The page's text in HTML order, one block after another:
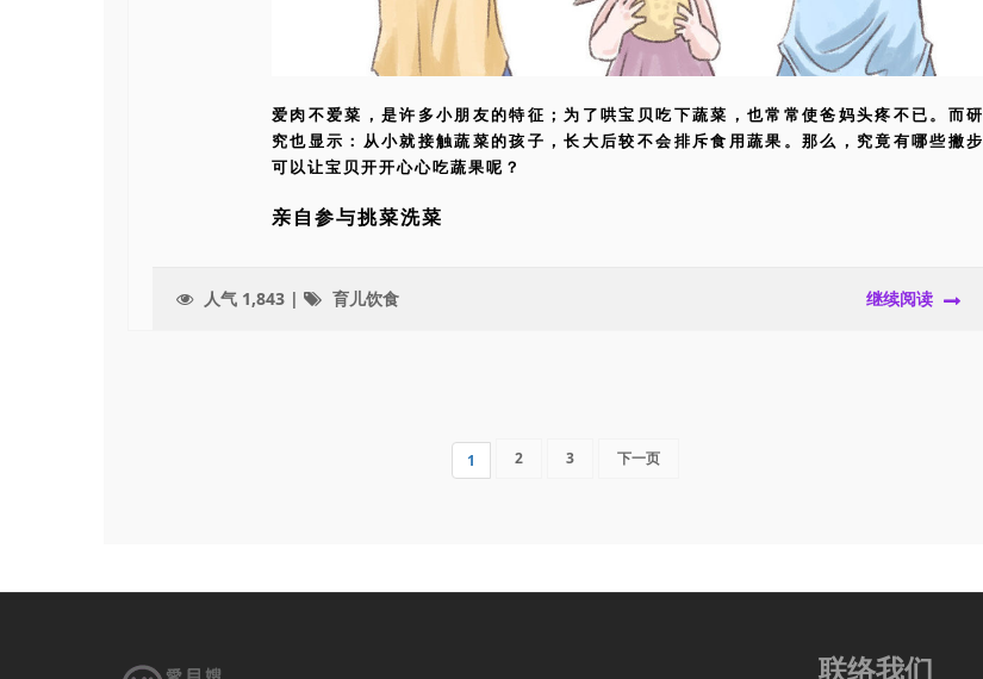
爱肉不爱菜，是许多小朋友的特征；为了哄宝贝吃下蔬菜，也常常使爸妈头疼不已。而研
究也显示：从小就接触蔬菜的孩子，长大后较不会排斥食用蔬果。那么，究竟有哪些撇步
可以让宝贝开开心心吃蔬果呢？
亲自参与挑菜洗菜
人气 1,843 | 育儿饮食 继续阅读
1 2 3 下一页
联络我们